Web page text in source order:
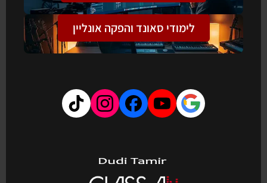
לימודי סאונד והפקה אונליין